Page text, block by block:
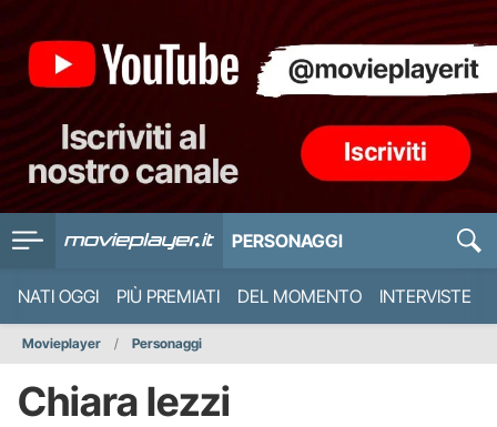
PERSONAGGI
NATI OGGI PIÙ PREMIATI DEL MOMENTO INTERVISTE
Movieplayer Personaggi
Chiara Iezzi